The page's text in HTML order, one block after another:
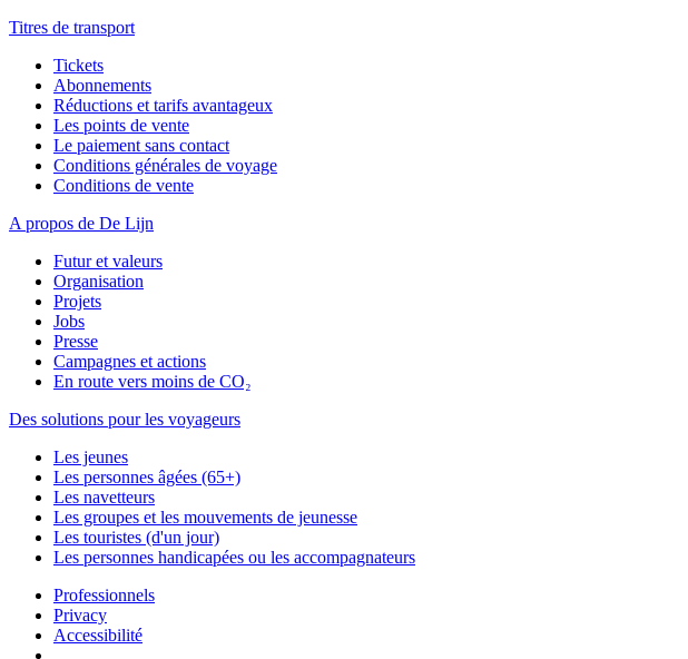
Titres de transport
Tickets
Abonnements
Réductions et tarifs avantageux
Les points de vente
Le paiement sans contact
Conditions générales de voyage
Conditions de vente
A propos de De Lijn
Futur et valeurs
Organisation
Projets
Jobs
Presse
Campagnes et actions
En route vers moins de CO₂
Des solutions pour les voyageurs
Les jeunes
Les personnes âgées (65+)
Les navetteurs
Les groupes et les mouvements de jeunesse
Les touristes (d'un jour)
Les personnes handicapées ou les accompagnateurs
Professionnels
Privacy
Accessibilité